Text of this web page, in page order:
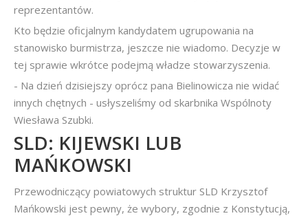
reprezentantów.
Kto będzie oficjalnym kandydatem ugrupowania na
stanowisko burmistrza, jeszcze nie wiadomo. Decyzje w
tej sprawie wkrótce podejmą władze stowarzyszenia.
- Na dzień dzisiejszy oprócz pana Bielinowicza nie widać
innych chętnych - usłyszeliśmy od skarbnika Wspólnoty
Wiesława Szubki.
SLD: KIJEWSKI LUB
MAŃKOWSKI
Przewodniczący powiatowych struktur SLD Krzysztof
Mańkowski jest pewny, że wybory, zgodnie z Konstytucją,